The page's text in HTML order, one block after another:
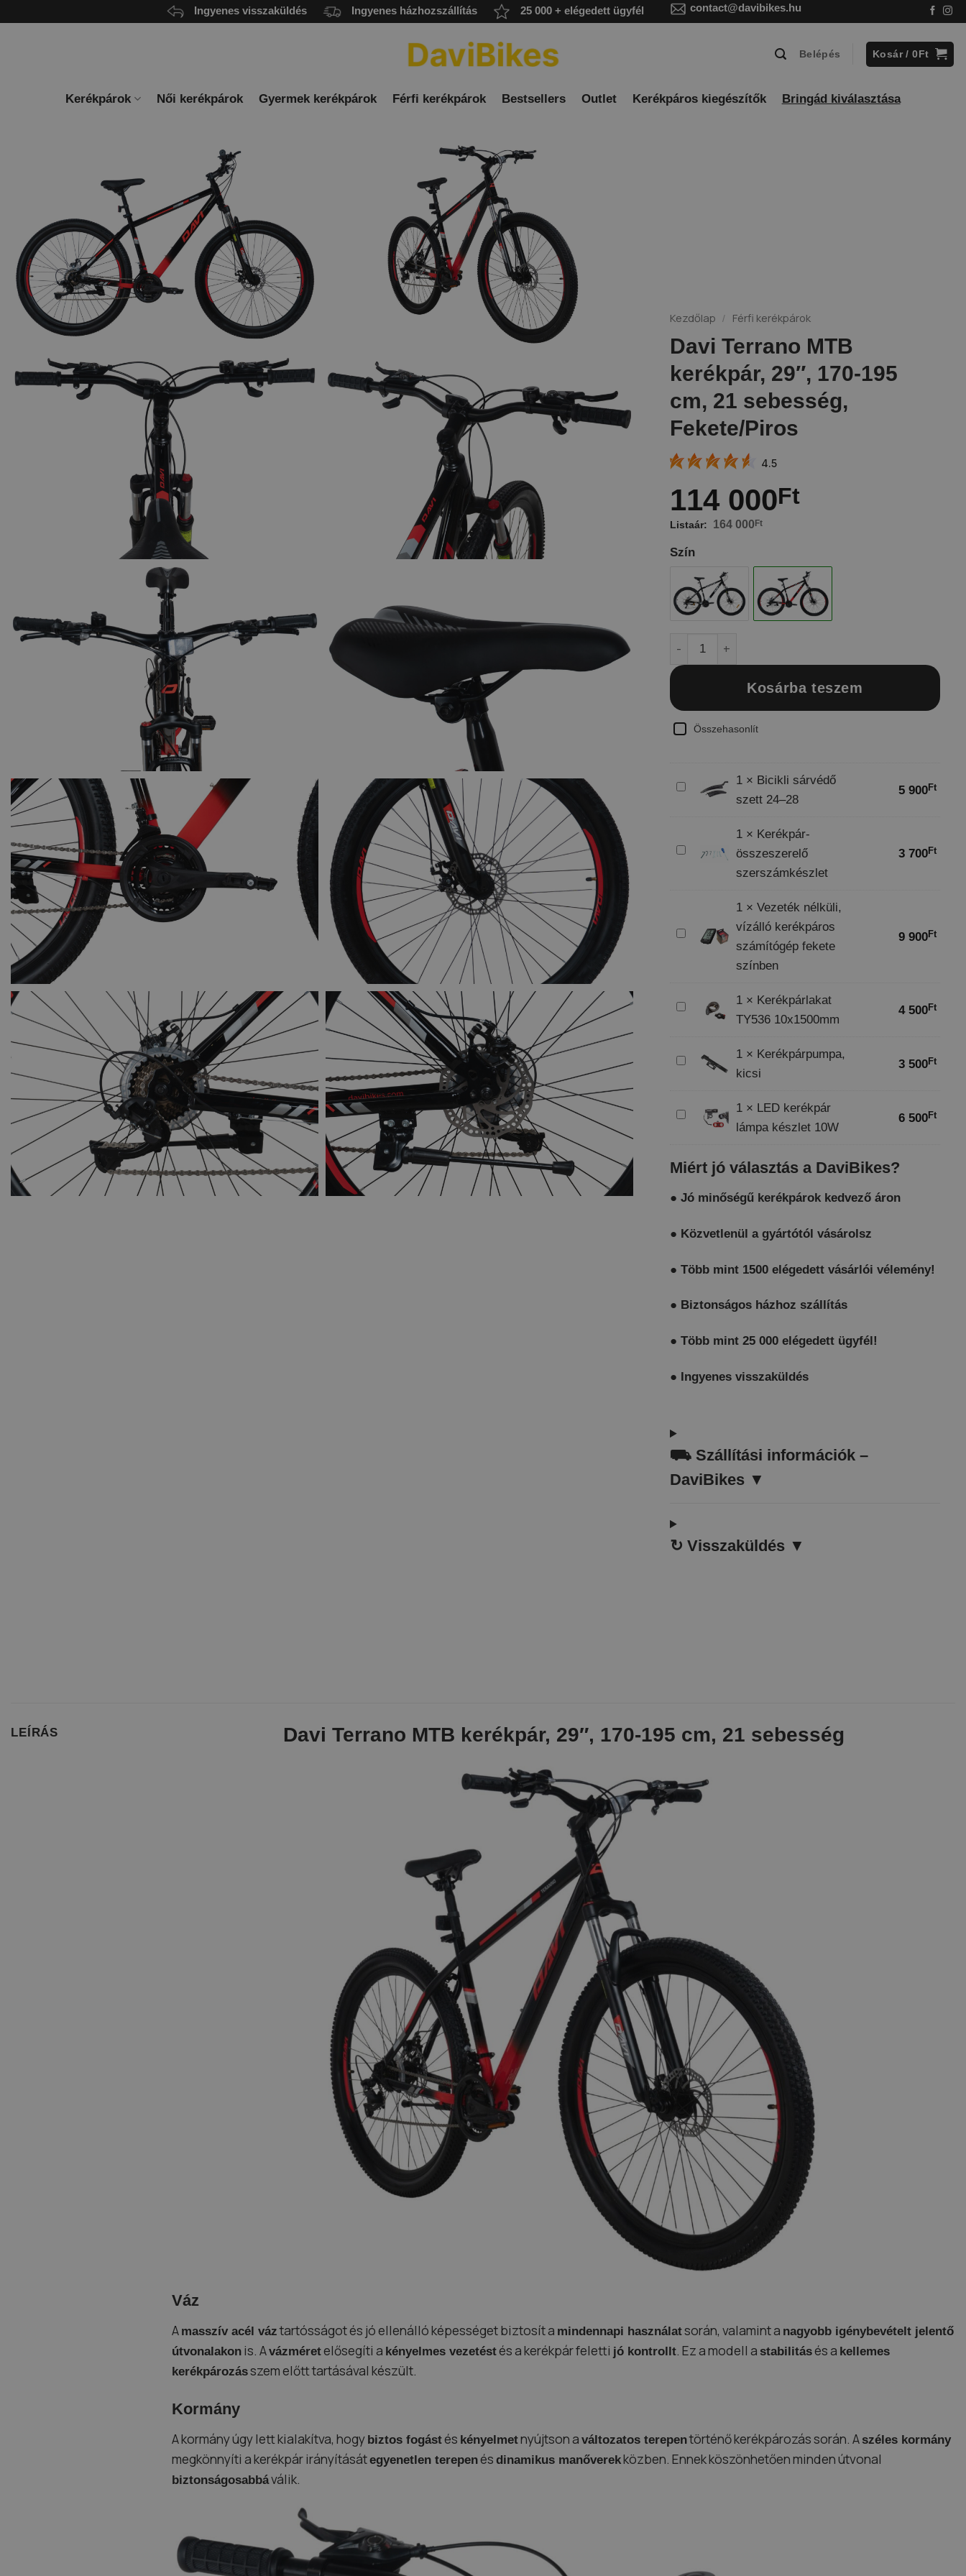
Ingyenes visszaküldés Ingyenes házhozszállítás 25 000 + elégedett ügyfél contact@davibikes.hu
Belépés Kosár /0Ft
Kerékpárok Női kerékpárok Gyermek kerékpárok Férfi kerékpárok Bestsellers Outlet Kerékpáros kiegészítők Bringád kiválasztása
Kezdőlap / Férfi kerékpárok
Davi Terrano MTB
kerékpár, 29″, 170-195
cm, 21 sebesség,
Fekete/Piros
4.5
114 000Ft
164 000 Ft
Szín
Davi Terrano MTB kerékpár, 29", 170-195 cm, 21
Kosárba teszem
Összehasonlít
Bicikli
28
1× Bicikli sárvédő
szett 24–28
5 900Ft
Kerékpár-
összeszerelő
1× Kerékpár-
összeszerelő
szerszámkészlet
3 700Ft
Vezeték
számítógép
1× Vezeték nélküli,
vízálló kerékpáros
számítógép fekete
színben
9 900Ft
Kerékpárlakat
1× Kerékpárlakat
TY536 10x1500mm
4 500Ft
Kerékpárpumpa,
1× Kerékpárpumpa,
kicsi
3 500Ft
LED
készlet
1× LED kerékpár
lámpa készlet 10W
6 500Ft
Miért jó választás a DaviBikes?
● Jó minőségű kerékpárok kedvező áron
● Közvetlenül a gyártótól vásárolsz
● Több mint 1500 elégedett vásárlói vélemény!
● Biztonságos házhoz szállítás
● Több mint 25 000 elégedett ügyfél!
● Ingyenes visszaküldés
⛟Szállítási információk –
DaviBikes ▼
↻ Visszaküldés ▼
LEÍRÁS Davi Terrano MTB kerékpár, 29″, 170-195 cm, 21 sebesség
Váz
A masszív acél váztartósságot és jó ellenálló képességet biztosít a mindennapi használatsorán, valamint a nagyobb igénybevételt jelentő
útvonalakon is. Avázméretelősegíti a kényelmes vezetéstés a kerékpár feletti jó kontrollt. Ez a modell a stabilitásés a kellemes
kerékpározásszem előtt tartásával készült.
Kormány
A kormány úgy lett kialakítva, hogy biztos fogástés kényelmetnyújtson a változatos terepentörténő kerékpározás során. A széles kormány
megkönnyíti a kerékpár irányításátegyenetlen terepenés dinamikus manőverekközben. Ennek köszönhetően minden útvonal
biztonságosabbáválik.